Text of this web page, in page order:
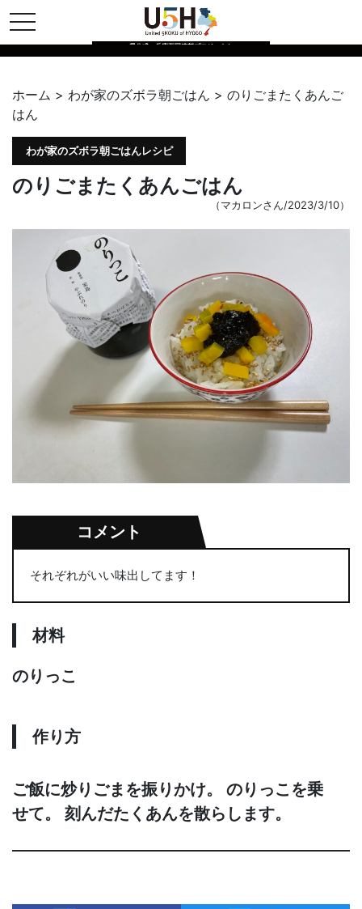
toggle navigation
県公式・兵庫五国連邦プロジェクト
ホーム > わが家のズボラ朝ごはん > のりごまたくあんご
はん
わが家のズボラ朝ごはんレシピ
のりごまたくあんごはん
（マカロンさん/2023/3/10）
コメント
それぞれがいい味出してます！
材料
のりっこ
作り方
ご飯に炒りごまを振りかけ。 のりっこを乗
せて。 刻んだたくあんを散らします。